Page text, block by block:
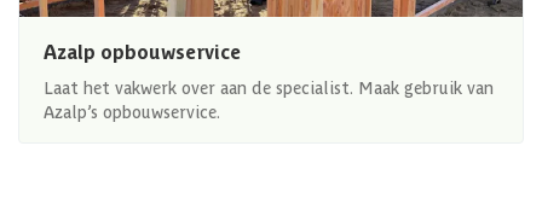
Azalp opbouwservice
Laat het vakwerk over aan de specialist. Maak gebruik van
Azalp’s opbouwservice.